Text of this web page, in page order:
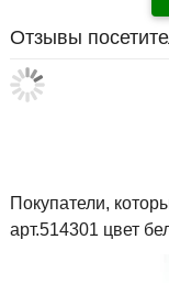
Отзывы
Покупатели,
арт.514301 цвет